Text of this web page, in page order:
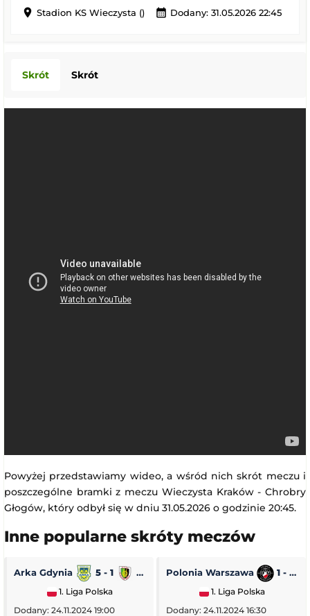
location_on Stadion KS Wieczysta () calendar_month Dodany: 31.05.2026 22:45
Skrót Skrót
Powyżej przedstawiamy wideo, a wśród nich skrót meczu i
poszczególne bramki z meczu Wieczysta Kraków - Chrobry
Głogów, który odbył się w dniu 31.05.2026 o godzinie 20:45.
Inne popularne skróty meczów
Arka Gdynia 5 - 1
1. Liga Polska
Dodany: 24.11.2024 19:00
Polonia Warszawa 1 - 0
1. Liga Polska
Dodany: 24.11.2024 16:30